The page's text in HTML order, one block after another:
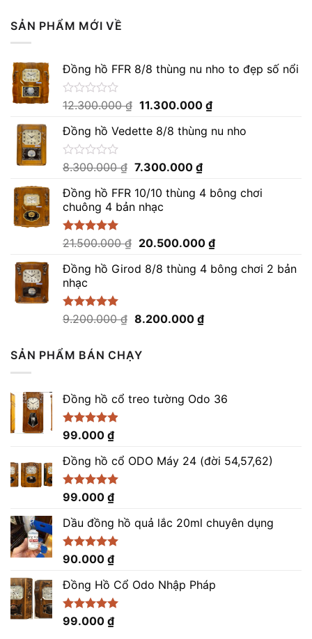
SẢN PHẨM MỚI VỀ
Đồng hồ FFR 8/8 thùng nu nho to đẹp số nổi
Được
hạng
0
5
12.300.000₫ Giá
là:
11.300.000 ₫Giá
tại
Đồng hồ Vedette 8/8 thùng nu nho
Được
hạng
0
5
sao
8.300.000₫ Giá
là:
8.300.000 ₫.
7.300.000 ₫Giá
tại
Đồng hồ FFR 10/10 thùng 4 bông chơi
chuông 4 bản nhạc
Được xếp
5 sao
21.500.000₫ Giá
là:
20.500.000 ₫Giá
tại
Đồng hồ Girod 8/8 thùng 4 bông chơi 2 bản
nhạc
Được xếp
9.200.000₫ Giá
là:
9.200.000 ₫.
8.200.000 ₫Giá
SẢN PHẨM BÁN CHẠY
Đồng hồ cổ treo tường Odo 36
Được xếp
4.86
5 sao
99.000 ₫
Đồng hồ cổ ODO Máy 24 (đời 54,57,62)
Được xếp
5.00
5 sao
99.000 ₫
Dầu đồng hồ quả lắc 20ml chuyên dụng
Được xếp
5.00
5 sao
90.000 ₫
Đồng Hồ Cổ Odo Nhập Pháp
Được xếp
4.96
99.000 ₫